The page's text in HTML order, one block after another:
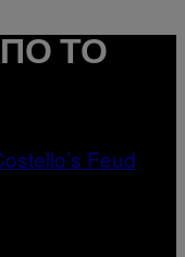
ΤΟ